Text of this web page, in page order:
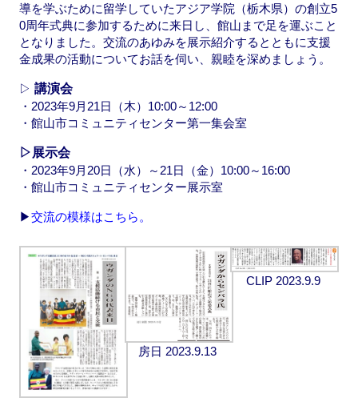
導を学ぶために留学していたアジア学院（栃木県）の創立5
0周年式典に参加するために来日し、館山まで足を運ぶこと
となりました。交流のあゆみを展示紹介するとともに支援
金成果の活動についてお話を伺い、親睦を深めましょう。
▷ 講演会
・2023年9月21日（木）10:00～12:00
・館山市コミュニティセンター第一集会室
▷展示会
・2023年9月20日（水）～21日（金）10:00～16:00
・館山市コミュニティセンター展示室
▶交流の模様はこちら。
房日 2023.9.13
CLIP 2023.9.9